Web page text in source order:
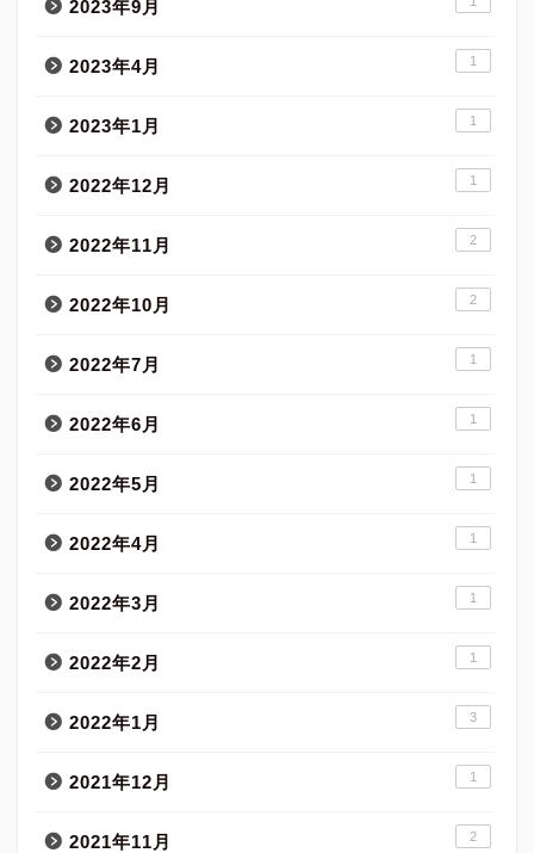
2023年9月
2023年4月 1
2023年1月 1
2022年12月 1
2022年11月 2
2022年10月 2
2022年7月 1
2022年6月 1
2022年5月 1
2022年4月 1
2022年3月 1
2022年2月 1
2022年1月 3
2021年12月 1
2021年11月 2